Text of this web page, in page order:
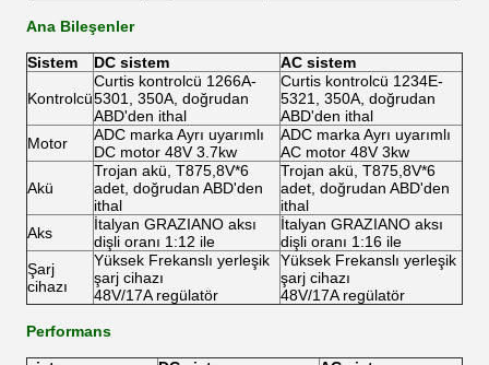
Ana Bileşenler
Sistem DC sistem AC sistem
Kontrolcü
Curtis kontrolcü 1266A-
5301, 350A, doğrudan
ABD'den ithal
Curtis kontrolcü 1234E-
5321, 350A, doğrudan
ABD'den ithal
Motor
ADC marka Ayrı uyarımlı
DC motor 48V 3.7kw
ADC marka Ayrı uyarımlı
AC motor 48V 3kw
Akü
Trojan akü, T875,8V*6
adet, doğrudan ABD'den
ithal
Trojan akü, T875,8V*6
adet, doğrudan ABD'den
ithal
Aks
İtalyan GRAZIANO aksı
dişli oranı 1:12 ile
İtalyan GRAZIANO aksı
dişli oranı 1:16 ile
Şarj
cihazı
Yüksek Frekanslı yerleşik
şarj cihazı
48V/17A regülatör
Yüksek Frekanslı yerleşik
şarj cihazı
48V/17A regülatör
Performans